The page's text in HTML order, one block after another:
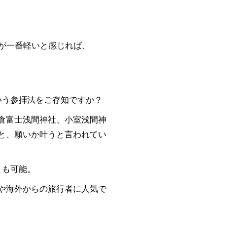
番軽いと感じれば、
参拝法をご存知ですか？
富士浅間神社、小室浅間神
、願いか叶うと言われてい
可能。
海外からの旅行者に人気で